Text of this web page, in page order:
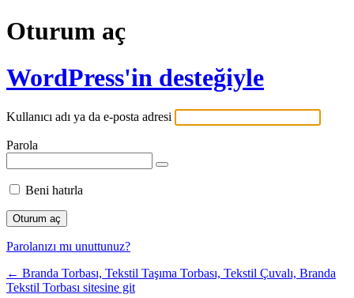
Oturum aç
WordPress'in desteğiyle
Kullanıcı adı ya da e-posta adresi
Parola
Beni hatırla
Parolanızı mı unuttunuz?
← Branda Torbası, Tekstil Taşıma Torbası, Tekstil Çuvalı, Branda
Tekstil Torbası sitesine git